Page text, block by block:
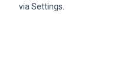
Une ambiance de travail
via Settings.